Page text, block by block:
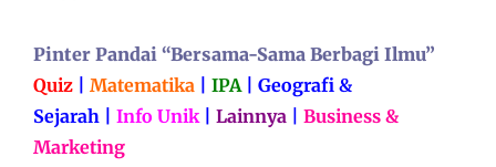
Pinter Pandai “Bersama-Sama Berbagi Ilmu”
Quiz
Matematika IPA
Geografi &
Sejarah
Info Unik Lainnya
Business &
Marketing